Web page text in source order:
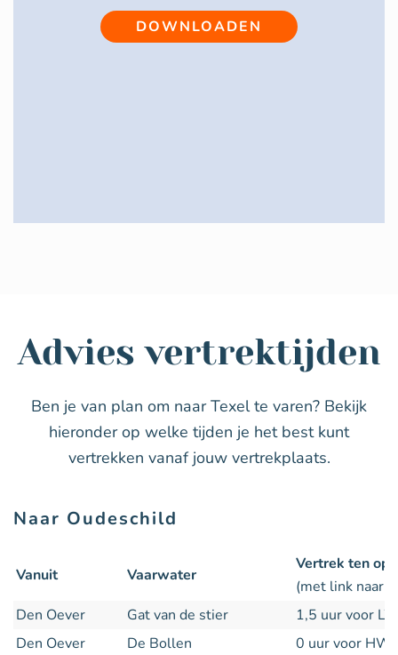
DOWNLOADEN
Advies vertrektijden
Ben je van plan om naar Texel te varen? Bekijk
hieronder op welke tijden je het best kunt
vertrekken vanaf jouw vertrekplaats.
Naar Oudeschild
Vanuit Vaarwater
Vertrek ten
(met link naar
Den Oever
Gat van de stier
1,5 uur voor
Den Oever
De Bollen 0 uur voor HW